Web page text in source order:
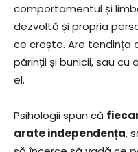
comportamentul și
dezvoltă și propria
ce crește. Are tendința
părinții și bunicii, sau
el.
Psihologii spun că
arate independența,